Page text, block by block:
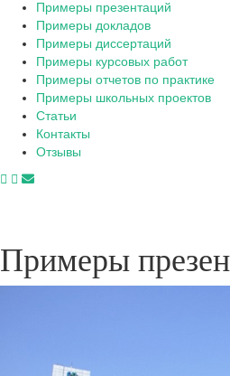
Примеры презентаций
Примеры докладов
Примеры диссертаций
Примеры курсовых работ
Примеры отчетов по практике
Примеры школьных проектов
Статьи
Контакты
Отзывы
Примеры